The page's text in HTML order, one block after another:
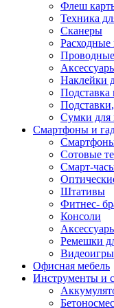
Флеш
Техника
Сканеры
Расходные
Наклейки
Сумки для
Смартфоны и
Сотовые
Смарт-
Штативы
Фитнес-
Консоли
Ремешки
Видеоигры
Офисная мебель
Инструменты и